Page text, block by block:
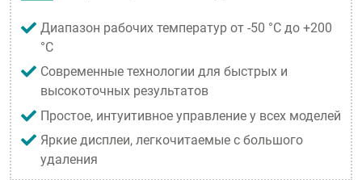
Диапазон рабочих температур от -50 °C до +200
°C
Современные технологии для быстрых и
высокоточных результатов
Простое, интуитивное управление у всех моделей
Яркие дисплеи, легкочитаемые с большого
удаления